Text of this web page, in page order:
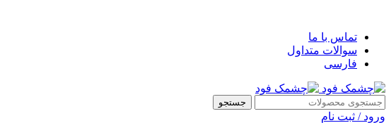
تماس با ما
سوالات متداول
فارسی
جستجو
ورود / ثبت نام